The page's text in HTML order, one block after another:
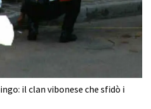
il clan vibonese che sfidò i